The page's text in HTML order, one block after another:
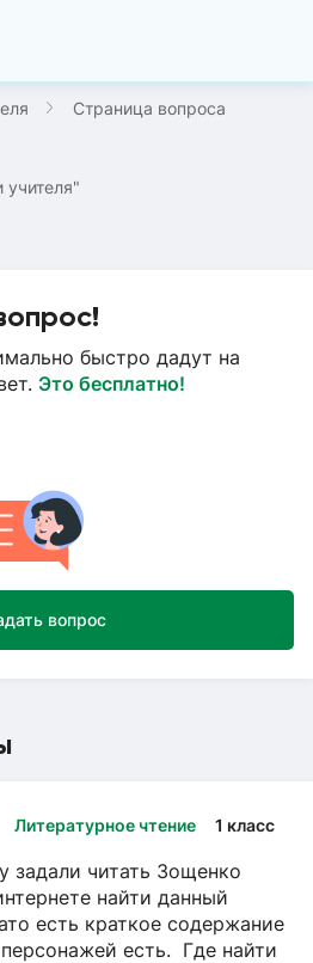
Страница вопроса
учителя"
быстро дадут на
Это бесплатно!
вопрос
Литературное чтение 1 класс
задали читать Зощенко
найти данный
есть краткое содержание
есть. Где найти